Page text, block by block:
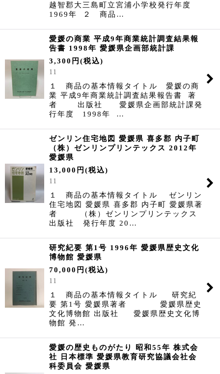
越智郡大三島町立宮浦小学校発行年度
1969年 ２ 商品…
愛媛の商業 平成9年商業統計調査結果報
告書 1998年 愛媛県企画部統計課
3,300 円 (税込)
11
１ 商品の基本情報タイトル 愛媛の商
業 平成9年商業統計調査結果報告書 著
者 出版社 愛媛県企画部統計課発
行年度 1998年 …
ゼンリン住宅地図 愛媛県 喜多郡 内子町
（株）ゼンリンプリンテックス 2012年
愛媛県
13,000 円 (税込)
11
１ 商品の基本情報タイトル ゼンリン
住宅地図 愛媛県 喜多郡 内子町 愛媛県著
者 （株）ゼンリンプリンテックス
出版社 発行年度 20…
研究紀要 第1号 1996年 愛媛県歴史文化
博物館 愛媛県
70,000 円 (税込)
11
１ 商品の基本情報タイトル 研究紀
要 第1号 愛媛県著者 愛媛県歴史
文化博物館 出版社 愛媛県歴史文化博
物館 発…
愛媛の歴史ものがたり 昭和55年 株式会
社 日本標準 愛媛県教育研究協議会社会
科委員会 愛媛県